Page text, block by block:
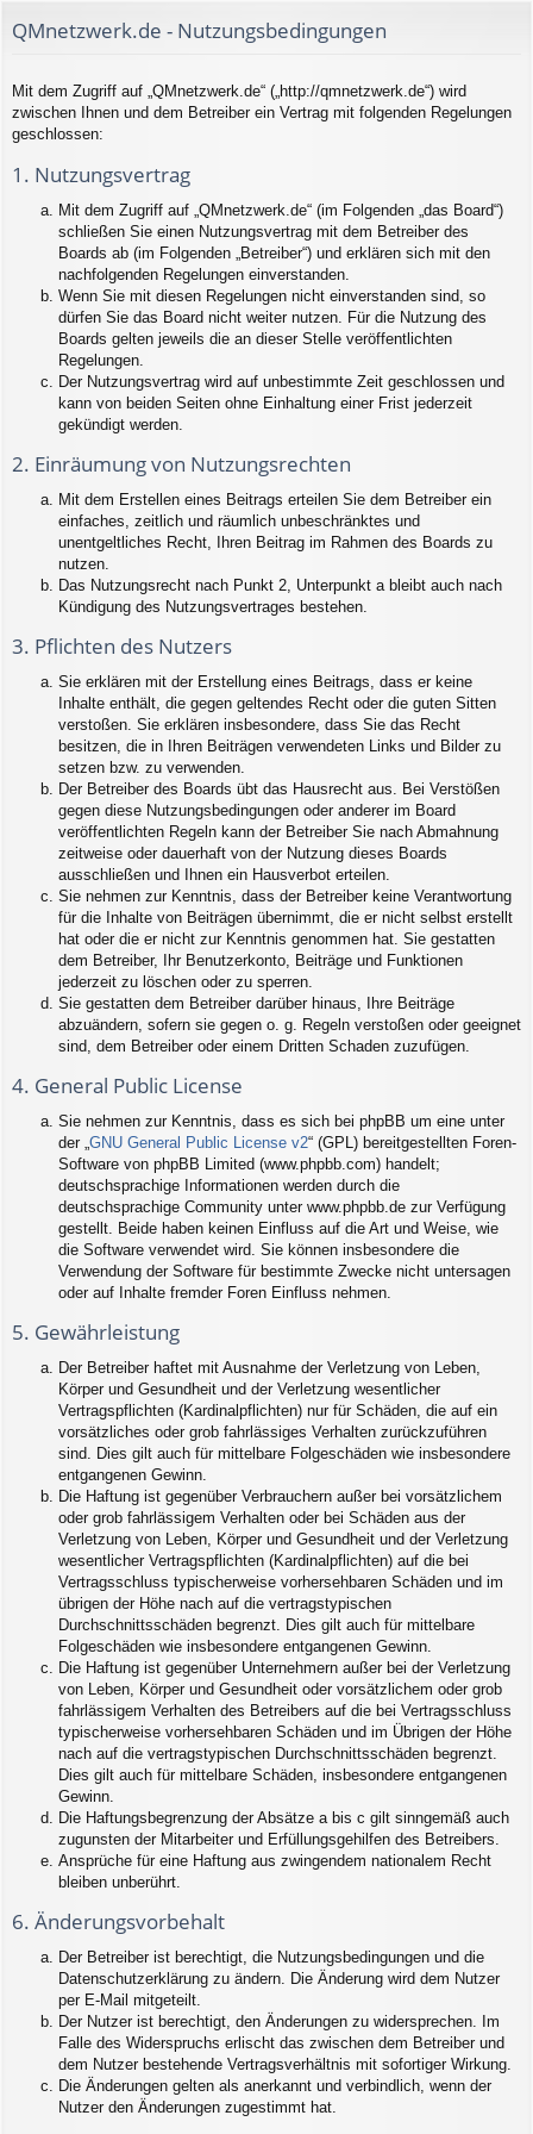
QMnetzwerk.de - Nutzungsbedingungen
Mit dem Zugriff auf „QMnetzwerk.de“ („http://qmnetzwerk.de“) wird
zwischen Ihnen und dem Betreiber ein Vertrag mit folgenden Regelungen
geschlossen:
1. Nutzungsvertrag
Mit dem Zugriff auf „QMnetzwerk.de“ (im Folgenden „das Board“)
schließen Sie einen Nutzungsvertrag mit dem Betreiber des
Boards ab (im Folgenden „Betreiber“) und erklären sich mit den
nachfolgenden Regelungen einverstanden.
Wenn Sie mit diesen Regelungen nicht einverstanden sind, so
dürfen Sie das Board nicht weiter nutzen. Für die Nutzung des
Boards gelten jeweils die an dieser Stelle veröffentlichten
Regelungen.
Der Nutzungsvertrag wird auf unbestimmte Zeit geschlossen und
kann von beiden Seiten ohne Einhaltung einer Frist jederzeit
gekündigt werden.
2. Einräumung von Nutzungsrechten
Mit dem Erstellen eines Beitrags erteilen Sie dem Betreiber ein
einfaches, zeitlich und räumlich unbeschränktes und
unentgeltliches Recht, Ihren Beitrag im Rahmen des Boards zu
nutzen.
Das Nutzungsrecht nach Punkt 2, Unterpunkt a bleibt auch nach
Kündigung des Nutzungsvertrages bestehen.
3. Pflichten des Nutzers
Sie erklären mit der Erstellung eines Beitrags, dass er keine
Inhalte enthält, die gegen geltendes Recht oder die guten Sitten
verstoßen. Sie erklären insbesondere, dass Sie das Recht
besitzen, die in Ihren Beiträgen verwendeten Links und Bilder zu
setzen bzw. zu verwenden.
Der Betreiber des Boards übt das Hausrecht aus. Bei Verstößen
gegen diese Nutzungsbedingungen oder anderer im Board
veröffentlichten Regeln kann der Betreiber Sie nach Abmahnung
zeitweise oder dauerhaft von der Nutzung dieses Boards
ausschließen und Ihnen ein Hausverbot erteilen.
Sie nehmen zur Kenntnis, dass der Betreiber keine Verantwortung
für die Inhalte von Beiträgen übernimmt, die er nicht selbst erstellt
hat oder die er nicht zur Kenntnis genommen hat. Sie gestatten
dem Betreiber, Ihr Benutzerkonto, Beiträge und Funktionen
jederzeit zu löschen oder zu sperren.
Sie gestatten dem Betreiber darüber hinaus, Ihre Beiträge
abzuändern, sofern sie gegen o. g. Regeln verstoßen oder geeignet
sind, dem Betreiber oder einem Dritten Schaden zuzufügen.
4. General Public License
Sie nehmen zur Kenntnis, dass es sich bei phpBB um eine unter
der „GNU General Public License v2“ (GPL) bereitgestellten Foren-
Software von phpBB Limited (www.phpbb.com) handelt;
deutschsprachige Informationen werden durch die
deutschsprachige Community unter www.phpbb.de zur Verfügung
gestellt. Beide haben keinen Einfluss auf die Art und Weise, wie
die Software verwendet wird. Sie können insbesondere die
Verwendung der Software für bestimmte Zwecke nicht untersagen
oder auf Inhalte fremder Foren Einfluss nehmen.
5. Gewährleistung
Der Betreiber haftet mit Ausnahme der Verletzung von Leben,
Körper und Gesundheit und der Verletzung wesentlicher
Vertragspflichten (Kardinalpflichten) nur für Schäden, die auf ein
vorsätzliches oder grob fahrlässiges Verhalten zurückzuführen
sind. Dies gilt auch für mittelbare Folgeschäden wie insbesondere
entgangenen Gewinn.
Die Haftung ist gegenüber Verbrauchern außer bei vorsätzlichem
oder grob fahrlässigem Verhalten oder bei Schäden aus der
Verletzung von Leben, Körper und Gesundheit und der Verletzung
wesentlicher Vertragspflichten (Kardinalpflichten) auf die bei
Vertragsschluss typischerweise vorhersehbaren Schäden und im
übrigen der Höhe nach auf die vertragstypischen
Durchschnittsschäden begrenzt. Dies gilt auch für mittelbare
Folgeschäden wie insbesondere entgangenen Gewinn.
Die Haftung ist gegenüber Unternehmern außer bei der Verletzung
von Leben, Körper und Gesundheit oder vorsätzlichem oder grob
fahrlässigem Verhalten des Betreibers auf die bei Vertragsschluss
typischerweise vorhersehbaren Schäden und im Übrigen der Höhe
nach auf die vertragstypischen Durchschnittsschäden begrenzt.
Dies gilt auch für mittelbare Schäden, insbesondere entgangenen
Gewinn.
Die Haftungsbegrenzung der Absätze a bis c gilt sinngemäß auch
zugunsten der Mitarbeiter und Erfüllungsgehilfen des Betreibers.
Ansprüche für eine Haftung aus zwingendem nationalem Recht
bleiben unberührt.
6. Änderungsvorbehalt
Der Betreiber ist berechtigt, die Nutzungsbedingungen und die
Datenschutzerklärung zu ändern. Die Änderung wird dem Nutzer
per E-Mail mitgeteilt.
Der Nutzer ist berechtigt, den Änderungen zu widersprechen. Im
Falle des Widerspruchs erlischt das zwischen dem Betreiber und
dem Nutzer bestehende Vertragsverhältnis mit sofortiger Wirkung.
Die Änderungen gelten als anerkannt und verbindlich, wenn der
Nutzer den Änderungen zugestimmt hat.